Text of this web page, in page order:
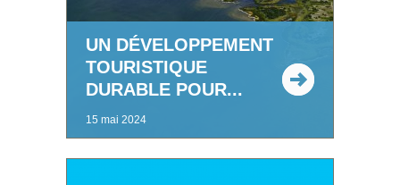
UN DÉVELOPPEMENT
TOURISTIQUE
DURABLE POUR...
15 mai 2024